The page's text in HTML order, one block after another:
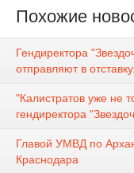
Похожие
Гендиректора
отправляют в
"Калистратов уже не
гендиректора
Главой УМВД по
Краснодара